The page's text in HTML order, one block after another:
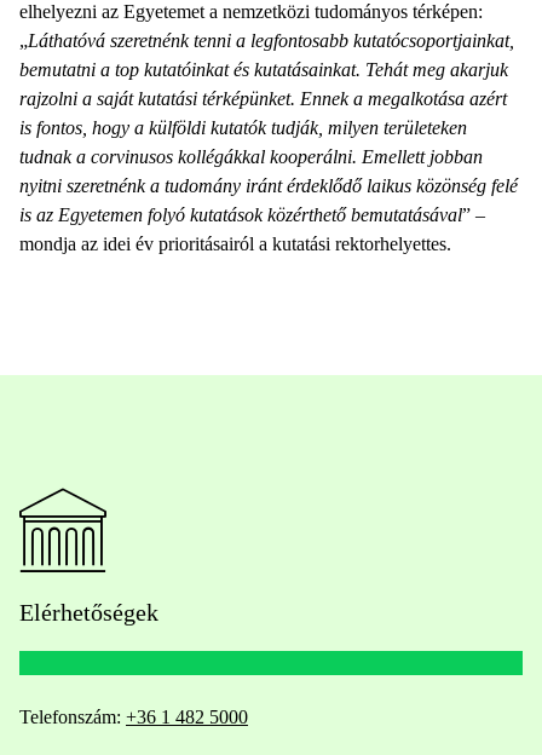
elhelyezni az Egyetemet a nemzetközi tudományos térképen:
„Láthatóvá szeretnénk tenni a legfontosabb kutatócsoportjainkat,
bemutatni a top kutatóinkat és kutatásainkat. Tehát meg akarjuk
rajzolni a saját kutatási térképünket. Ennek a megalkotása azért
is fontos, hogy a külföldi kutatók tudják, milyen területeken
tudnak a corvinusos kollégákkal kooperálni. Emellett jobban
nyitni szeretnénk a tudomány iránt érdeklődő laikus közönség felé
is az Egyetemen folyó kutatások közérthető bemutatásával” –
mondja az idei év prioritásairól a kutatási rektorhelyettes.
Elérhetőségek
Telefonszám: +36 1 482 5000